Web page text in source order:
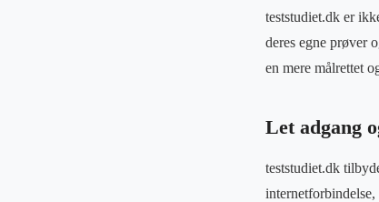
teststudiet.dk er
deres egne prøver
en mere målrettet
Let adgang
teststudiet.dk